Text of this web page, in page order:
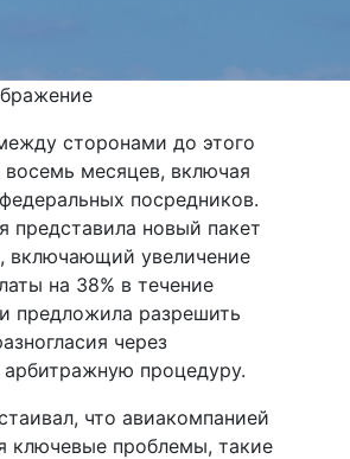
сторонами до этого
восемь месяцев, включая
посредников.
представила новый пакет
включающий увеличение
на 38% в течение
предложила разрешить
через
процедуру.
что авиакомпанией
ключевые проблемы, такие